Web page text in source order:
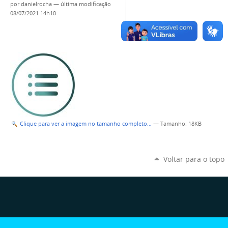
pordanielrocha — última modificação
08/07/2021 14h10
Clique para ver a imagem no tamanho completo… — Tamanho: 18KB
Voltar para o topo